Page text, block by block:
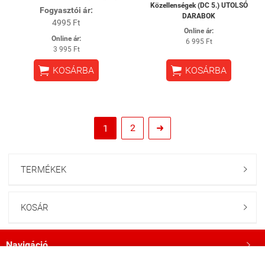
Fogyasztói ár:
4995 Ft
Online ár:
3 995 Ft
 KOSÁRBA
Közellenségek (DC 5.) UTOLSÓ
DARABOK
Online ár:
6 995 Ft
 KOSÁRBA
1 2 
TERMÉKEK 
KOSÁR 
Navigáció 